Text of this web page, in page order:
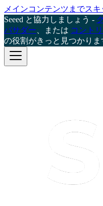
メインコンテンツまでスキ
Seeed と協力しましょう -
バサダー 、または コント
の役割がきっと見つかりま